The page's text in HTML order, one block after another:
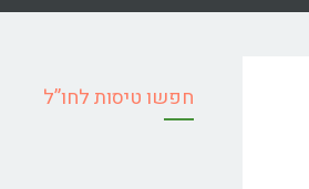
חפשו טיסות לחו”ל